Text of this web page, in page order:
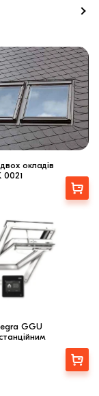
окладів
0021
Вибрати
GGU
Купити